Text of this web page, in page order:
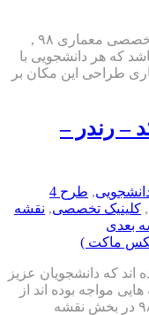
با سلام خدمت تمامی کاربران وب سایت تخصصی معماری ۹۸ ,
که هر دانشجویی با
باشد و بیشتر در طرح ۴ معماری طراحی این مکان بر
طرح 4 ( اتوکد – رندر –
,
طرح 4
, کلینیک تخصصی, نقشه
بعدی
اند که دانشجویان عزیز
با دغدغه هایی مواجه بوده اند از
این رو ما در وب سایت تخصصی معماری ۹۸ در بخش نقشه